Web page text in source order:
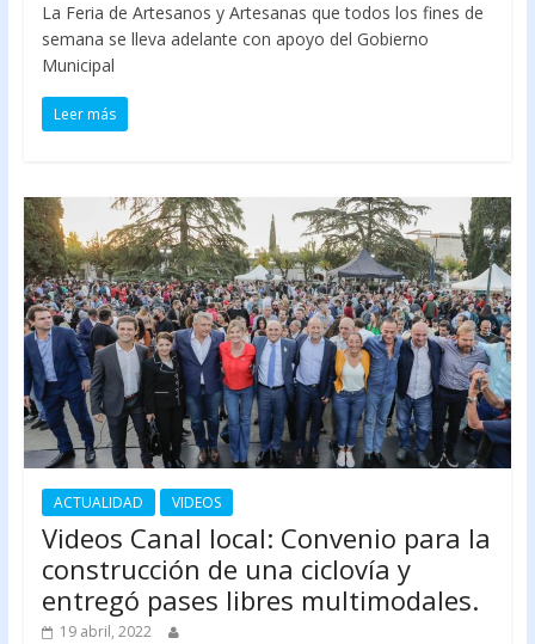
La Feria de Artesanos y Artesanas que todos los fines de
semana se lleva adelante con apoyo del Gobierno
Municipal
Leer más
ACTUALIDAD VIDEOS
Videos Canal local: Convenio para la
construcción de una ciclovía y
entregó pases libres multimodales.
19 abril, 2022